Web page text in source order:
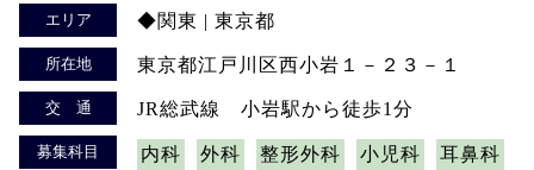
エリア ◆関東 | 東京都
所在地 東京都江戸川区西小岩１－２３－１
交 通 JR総武線 小岩駅から徒歩1分
募集科目 内科 外科 整形外科 小児科
耳鼻科